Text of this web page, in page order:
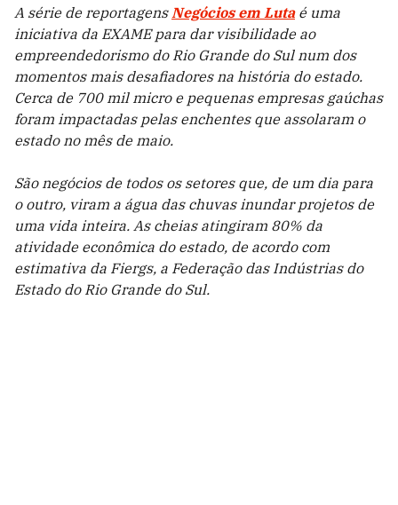
A série de reportagens Negócios em Luta é uma
iniciativa da EXAME para dar visibilidade ao
empreendedorismo do Rio Grande do Sul num dos
momentos mais desafiadores na história do estado.
Cerca de 700 mil micro e pequenas empresas gaúchas
foram impactadas pelas enchentes que assolaram o
estado no mês de maio.
São negócios de todos os setores que, de um dia para
o outro, viram a água das chuvas inundar projetos de
uma vida inteira. As cheias atingiram 80% da
atividade econômica do estado, de acordo com
estimativa da Fiergs, a Federação das Indústrias do
Estado do Rio Grande do Sul.